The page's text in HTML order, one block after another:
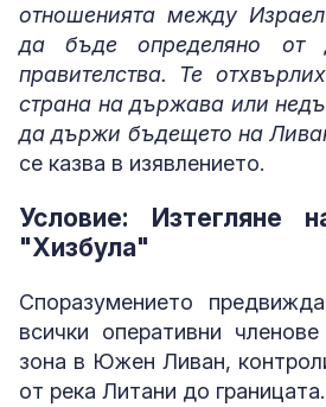
отношенията между
да бъде определяно от
правителства. Те
страна на държава или
да държи бъдещето на
се казва в изявлението.
Условие: Изтегляне
"Хизбула"
Споразумението
всички оперативни
зона в Южен Ливан,
от река Литани до границата.